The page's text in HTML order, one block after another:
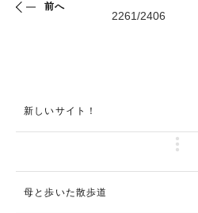
前へ
新しいサイト！
母と歩いた散歩道